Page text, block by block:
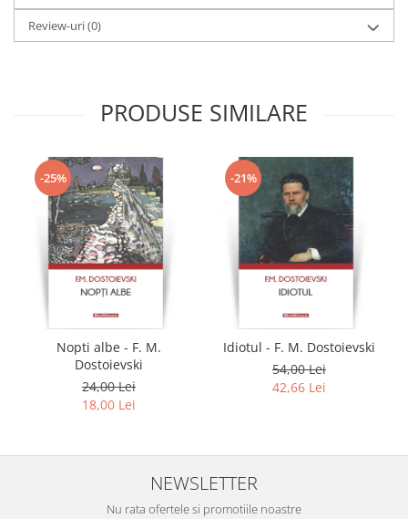
Review-uri(0)
PRODUSE SIMILARE
-25%
Nopti albe - F. M.
Dostoievski
24,00 Lei
18,00 Lei
-21%
Idiotul - F. M. Dostoievski
54,00 Lei
42,66 Lei
NEWSLETTER
Nu rata ofertele si promotiile noastre